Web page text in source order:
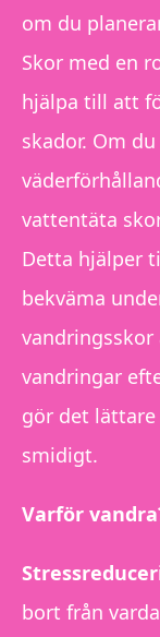
om du
Skor med en
hjälpa till att
skador. Om
vattentäta
Detta hjälper
bekväma
vandringar
gör det
smidigt.
Varför
bort från